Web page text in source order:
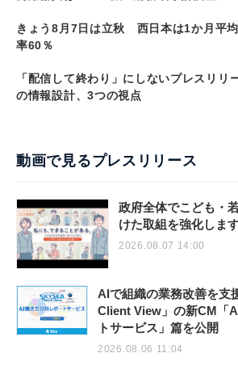
きょう8月7日は立秋 西日本は1か月平
率60％
「配信して終わり」にしないプレスリリ
の情報設計、3つの視点
動画で見るプレスリリース
政府全体でこども・
けた取組を強化しま
2026.08.07 14:00
AIで組織の業務改善を支
Client View」の新CM「
トサービス」篇を公開
2026.08.06 11:04